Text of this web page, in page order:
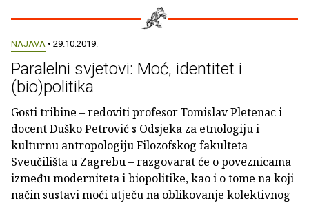
NAJAVA • 29.10.2019.
Paralelni svjetovi: Moć, identitet i
(bio)politika
Gosti tribine – redoviti profesor Tomislav Pletenac i
docent Duško Petrović s Odsjeka za etnologiju i
kulturnu antropologiju Filozofskog fakulteta
Sveučilišta u Zagrebu – razgovarat će o poveznicama
između moderniteta i biopolitike, kao i o tome na koji
način sustavi moći utječu na oblikovanje kolektivnog